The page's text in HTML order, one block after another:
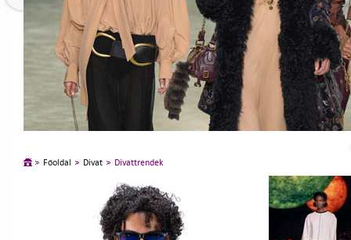
Főoldal Divat Divattrendek